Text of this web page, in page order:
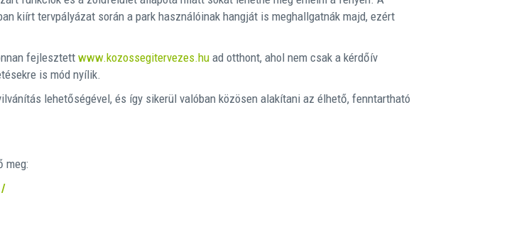
kiírt tervpályázat során a park használóinak hangját is meghallgatnák majd, ezért
fejlesztett www.kozossegitervezes.hu ad otthont, ahol nem csak a kérdőív
is mód nyílik.
lehetőségével, és így sikerül valóban közösen alakítani az élhető, fenntartható
meg: